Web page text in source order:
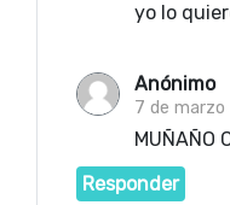
yo lo
Anónimo
7 de
MUÑAÑO
Responder